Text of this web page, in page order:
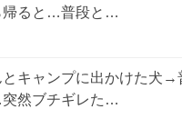
帰ると…普段と…
とキャンプに出かけた犬→
然ブチギレた…